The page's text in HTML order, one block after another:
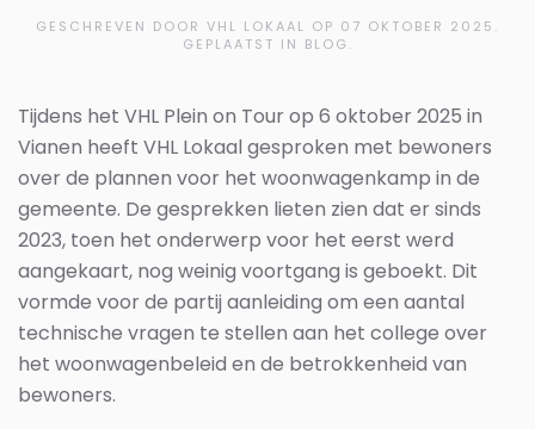
GESCHREVEN DOOR VHL LOKAAL OP 07 OKTOBER 2025 .
GEPLAATST IN BLOG.
Tijdens het VHL Plein on Tour op 6 oktober 2025 in
Vianen heeft VHL Lokaal gesproken met bewoners
over de plannen voor het woonwagenkamp in de
gemeente. De gesprekken lieten zien dat er sinds
2023, toen het onderwerp voor het eerst werd
aangekaart, nog weinig voortgang is geboekt. Dit
vormde voor de partij aanleiding om een aantal
technische vragen te stellen aan het college over
het woonwagenbeleid en de betrokkenheid van
bewoners.